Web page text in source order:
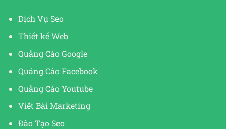
Dịch Vụ Seo
Thiết kế Web
Quảng Cáo Google
Quảng Cáo Facebook
Quảng Cáo Youtube
Viết Bài Marketing
Đào Tạo Seo